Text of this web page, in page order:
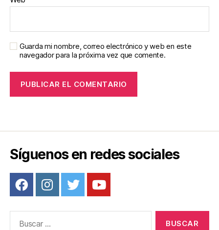
Guarda mi nombre, correo electrónico y web en este
navegador para la próxima vez que comente.
Síguenos en redes sociales